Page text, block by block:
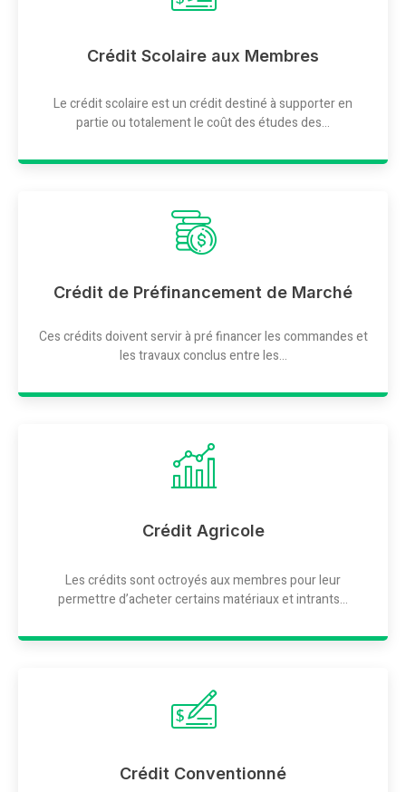
Crédit Scolaire aux Membres
Le crédit scolaire est un crédit destiné à supporter en
partie ou totalement le coût des études des...
Crédit de Préfinancement de Marché
Ces crédits doivent servir à pré financer les commandes et
les travaux conclus entre les...
Crédit Agricole
Les crédits sont octroyés aux membres pour leur
permettre d’acheter certains matériaux et intrants...
Crédit Conventionné